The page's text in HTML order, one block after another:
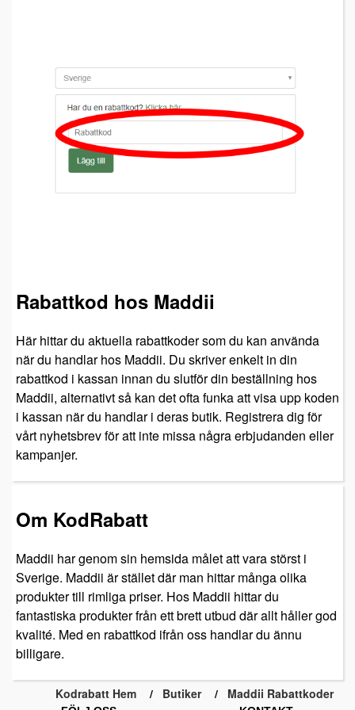
Rabattkod hos Maddii
Här hittar du aktuella rabattkoder som du kan använda
när du handlar hos Maddii. Du skriver enkelt in din
rabattkod i kassan innan du slutför din beställning hos
Maddii, alternativt så kan det ofta funka att visa upp koden
i kassan när du handlar i deras butik. Registrera dig för
vårt nyhetsbrev för att inte missa några erbjudanden eller
kampanjer.
Om KodRabatt
Maddii har genom sin hemsida målet att vara störst i
Sverige. Maddii är stället där man hittar många olika
produkter till rimliga priser. Hos Maddii hittar du
fantastiska produkter från ett brett utbud där allt håller god
kvalité. Med en rabattkod ifrån oss handlar du ännu
billigare.
Kodrabatt Hem Butiker Maddii Rabattkoder